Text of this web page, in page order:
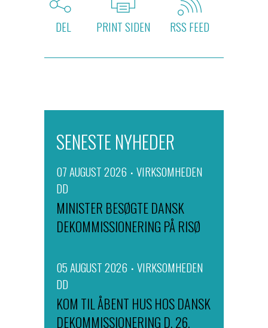
DEL PRINT SIDEN RSS FEED
SENESTE NYHEDER
07 AUGUST 2026
VIRKSOMHEDEN
DD
MINISTER BESØGTE DANSK
DEKOMMISSIONERING PÅ RISØ
05 AUGUST 2026
VIRKSOMHEDEN
DD
KOM TIL ÅBENT HUS HOS DANSK
DEKOMMISSIONERING D. 26.